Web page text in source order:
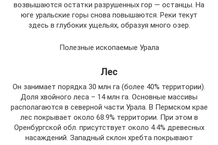
возвышаются остатки разрушенных гор — останцы. На
юге уральские горы снова повышаются. Реки текут
здесь в глубоких ущельях, образуя много озер.
Полезные ископаемые Урала
Лес
Он занимает порядка 30 млн га (более 40% территории).
Доля хвойного леса – 14 млн га. Основные массивы
располагаются в северной части Урала. В Пермском крае
лес покрывает около 68.9% территории. При этом в
Оренбургской обл. присутствует около 4.4% древесных
насаждений. Западный склон хребта покрывают